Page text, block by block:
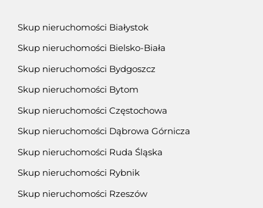
Skup nieruchomości Białystok
Skup nieruchomości Bielsko-Biała
Skup nieruchomości Bydgoszcz
Skup nieruchomości Bytom
Skup nieruchomości Częstochowa
Skup nieruchomości Dąbrowa Górnicza
Skup nieruchomości Ruda Śląska
Skup nieruchomości Rybnik
Skup nieruchomości Rzeszów